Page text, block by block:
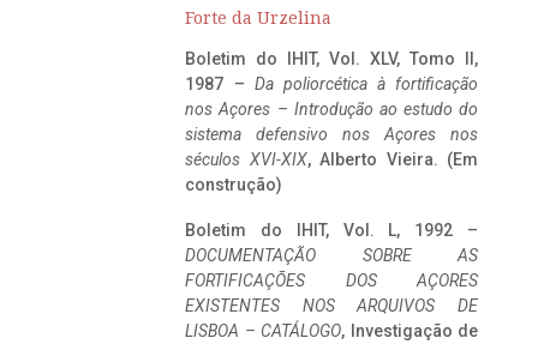
Forte da Urzelina
Boletim do IHIT, Vol. XLV, Tomo II,
1987 – Da poliorcética à fortificação
nos Açores – Introdução ao estudo do
sistema defensivo nos Açores nos
séculos XVI-XIX, Alberto Vieira. (Em
construção)
Boletim do IHIT, Vol. L, 1992 –
DOCUMENTAÇÃO SOBRE AS
FORTIFICAÇÕES DOS AÇORES
EXISTENTES NOS ARQUIVOS DE
LISBOA – CATÁLOGO, Investigação de